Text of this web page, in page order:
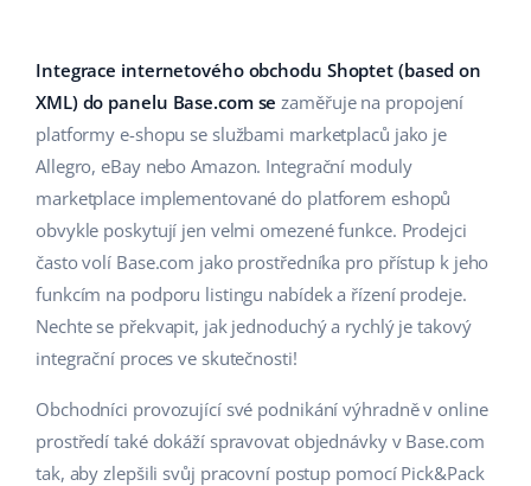
Správa přepravy
Automatizace procesů
Base Connect
AI pro e-commerce
Domov a zahrada
Výrobky pro děti
Elektronika
Automobilové díly
Supermarket
Zdraví a krása
Podpora
Akademie
Kalendář webinářů a eventů
Služby
Implementace systému
Audit účtu
english (US)
english (GB)
english (IN)
čeština
deutsch
Ελληνικά
español (AR)
español (MX)
Integrace internetového obchodu Shoptet (based on
XML) do panelu Base.com se zaměřuje na propojení
platformy e-shopu se službami marketplaců jako je
Allegro, eBay nebo Amazon. Integrační moduly
marketplace implementované do platforem eshopů
obvykle poskytují jen velmi omezené funkce. Prodejci
často volí Base.com jako prostředníka pro přístup k jeho
funkcím na podporu listingu nabídek a řízení prodeje.
Nechte se překvapit, jak jednoduchý a rychlý je takový
integrační proces ve skutečnosti!
Obchodníci provozující své podnikání výhradně v online
prostředí také dokáží spravovat objednávky v Base.com
tak, aby zlepšili svůj pracovní postup pomocí Pick&Pack